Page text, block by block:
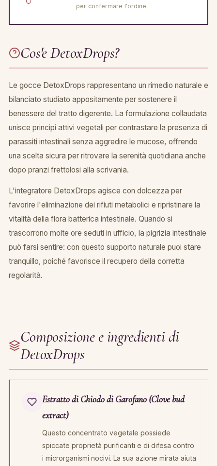
per confermare l'ordine.
Cos'e DetoxDrops?
Le gocce DetoxDrops rappresentano un rimedio naturale e
bilanciato studiato appositamente per sostenere il
benessere del tratto digerente. La formulazione collaudata
unisce principi attivi vegetali per contrastare la presenza di
parassiti intestinali senza aggredire le mucose, offrendo
una scelta sicura per ritrovare la serenità quotidiana anche
dopo pranzi frettolosi alla scrivania.
L'integratore DetoxDrops agisce con dolcezza per
favorire l'eliminazione dei rifiuti metabolici e ripristinare la
vitalità della flora batterica intestinale. Quando si
trascorrono molte ore seduti in ufficio, la pigrizia intestinale
può farsi sentire: con questo supporto naturale puoi stare
tranquillo, poiché favorisce il recupero della corretta
regolarità.
Composizione e ingredienti di
DetoxDrops
Estratto di Chiodo di Garofano (Clove bud
extract)
Questo concentrato vegetale possiede
spiccate proprietà purificanti e di difesa contro
i microrganismi nocivi. La sua azione mirata aiuta